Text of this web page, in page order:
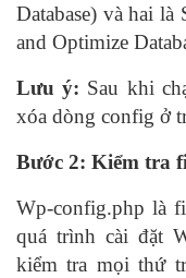
Database) và hai
and Optimize
Lưu ý: Sau khi
xóa dòng config ở
Bước 2: Kiểm tra
Wp-config.php là
quá trình cài đặt
kiểm tra mọi thứ